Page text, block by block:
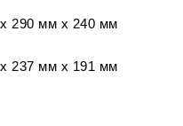
x 290 мм x 240 мм
237 мм x 191 мм